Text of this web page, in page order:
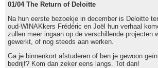
01/04 The Return of Deloitte
Na hun eerste bezoekje in december is Deloitte
oud-WINAKkers Frédéric en Joël hun verhaal
zullen meer ingaan op de verschillende projecten
gewerkt, of nog steeds aan werken.
Ga je binnenkort afstuderen of ben je gewoon
bedrijf? Kom dan zeker eens langs. Tot dan!